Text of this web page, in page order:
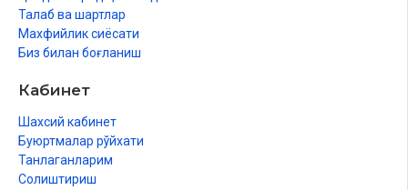
Фиръавн ва қавмининг турли мусибат ва кулфатларга дучор
бўлиши ҳамда Мусо (алайҳиссалом)дан ўзларини бу
қийинчиликда чиқаришини сўраб Раббига дуо қилишини
Бани Исроил қавмининг Мисрдан чиқиб кетиши,
ўнгиларида сувга ғарқ бўлиши .
Талаб ва шартлар
Махфийлик сиёсати
Биз билан боғланиш
Кабинет
Шахсий кабинет
Буюртмалар рўйхати
Танлаганларим
Солиштириш